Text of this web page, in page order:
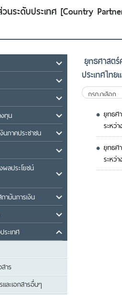
นระดับประเทศ [Country
ทุน
ภาคประชาชน
ลประโยชน์
าบันการเงิน
ระเทศ
าร
ละเอกสารอื่นๆ
ยุทธศาสตร์
ประเทศไทย
ยุทธศ
ระหว่
ยุทธศ
ระหว่